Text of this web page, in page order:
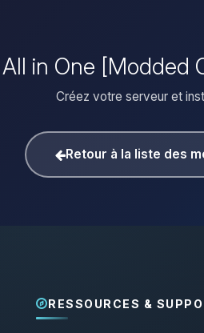
in One [Modded
Créez votre serveur et
Retour à la liste des
RESSOURCES &